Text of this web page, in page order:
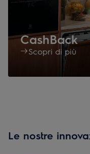
CashBack
Scopri di più
Le nostre